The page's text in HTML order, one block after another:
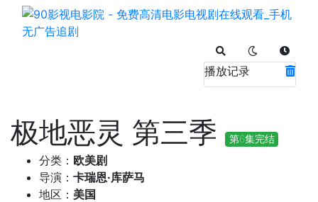
播放记录
极地恶灵 第三季 第6集完结
分类： 欧美剧
导演： 卡瑞恩·库萨马
地区： 美国